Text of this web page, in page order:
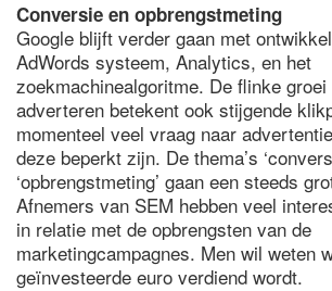
Conversie en opbrengstmeting
Google blijft verder gaan met
AdWords systeem, Analytics, en het
zoekmachinealgoritme. De flinke
adverteren betekent ook stijgende
momenteel veel vraag naar
deze beperkt zijn. De thema’s
‘opbrengstmeting’ gaan een steeds
Afnemers van SEM hebben veel
in relatie met de opbrengsten van de
marketingcampagnes. Men wil weten
geïnvesteerde euro verdiend wordt.